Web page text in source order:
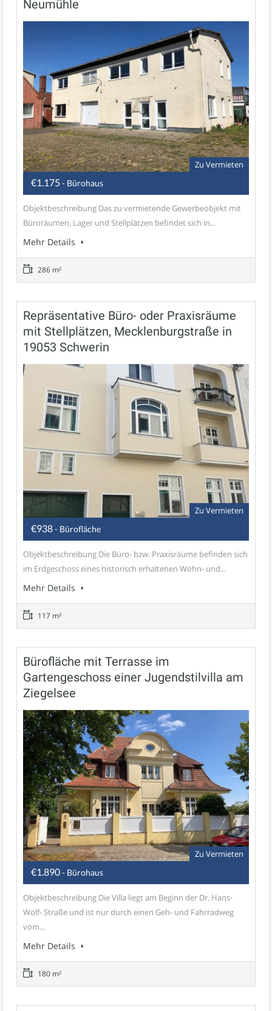
Neumühle
Zu Vermieten
€1.175- Bürohaus
Objektbeschreibung Das zu vermietende Gewerbeobjekt mit
Büroräumen, Lager und Stellplätzen befindet sich in...
Mehr Details
286 m²
Repräsentative Büro- oder Praxisräume
mit Stellplätzen, Mecklenburgstraße in
19053 Schwerin
Zu Vermieten
€938- Bürofläche
Objektbeschreibung Die Büro- bzw. Praxisräume befinden sich
im Erdgeschoss eines historisch erhaltenen Wohn- und...
Mehr Details
117 m²
Bürofläche mit Terrasse im
Gartengeschoss einer Jugendstilvilla am
Ziegelsee
Zu Vermieten
€1.890- Bürohaus
Objektbeschreibung Die Villa liegt am Beginn der Dr. Hans-
Wolf- Straße und ist nur durch einen Geh- und Fahrradweg
vom...
Mehr Details
180 m²